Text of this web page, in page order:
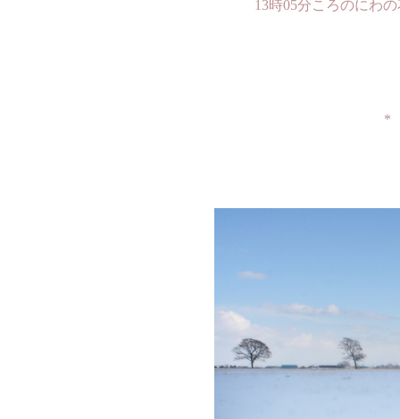
13時05分ころのにわ